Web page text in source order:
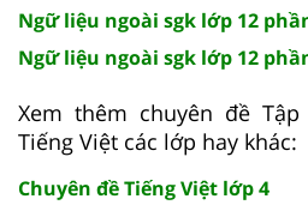
Ngữ liệu ngoài sgk lớp 12
Ngữ liệu ngoài sgk lớp 12
Xem thêm chuyên đề
Tiếng Việt các lớp hay khác:
Chuyên đề Tiếng Việt lớp 4